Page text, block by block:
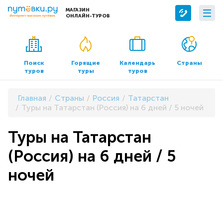
МАГАЗИН
ОНЛАЙН-ТУРОВ
Сервисы
Бронирование отелей
Трансфер
О компании
О нас
Контакты
Документы и реквизиты
Поиск
туров
Горящие
туры
Календарь
туров
Страны
Главная Страны Россия
Татарстан
Туры на Татарстан (Россия) на 6 дней / 5 ночей
Туры на Татарстан
(Россия) на 6 дней / 5
ночей